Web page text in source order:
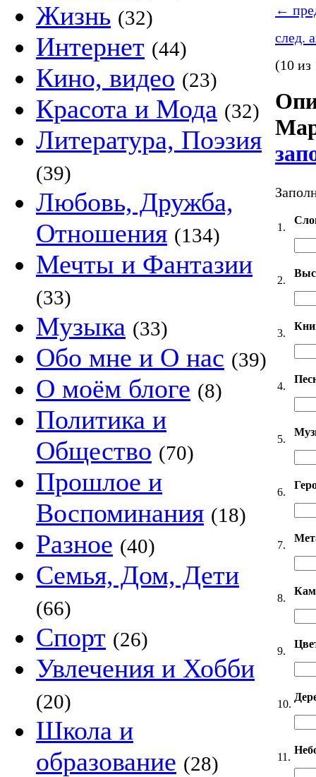
Жизнь (32)
Интернет (44)
Кино, видео (23)
Красота и Мода (32)
Литература, Поэзия
(39)
Любовь, Дружба,
Отношения (134)
Мечты и Фантазии
(33)
Музыка (33)
Обо мне и О нас (39)
О моём блоге (8)
Политика и
Общество (70)
Прошлое и
Воспоминания (18)
Разное (40)
Семья, Дом, Дети
(66)
Спорт (26)
Увлечения и Хобби
(20)
Школа и
образование (28)
←
след.
(10 из
1.
2.
3.
4.
5.
6.
7.
8.
9.
10.
11.